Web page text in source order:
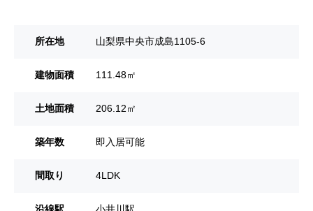
所在地 山梨県中央市成島1105-6
建物面積 111.48㎡
土地面積 206.12㎡
築年数 即入居可能
間取り 4LDK